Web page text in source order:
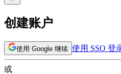
创建账户
使用 Google 继续 使用 SSO 登
或